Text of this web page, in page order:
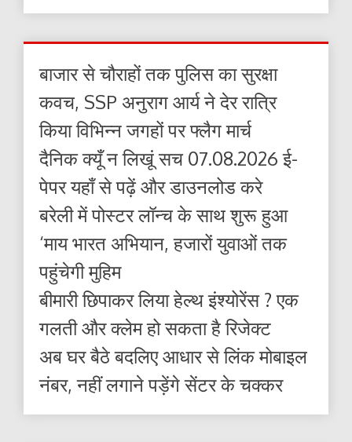
बाजार से चौराहों तक पुलिस का सुरक्षा
कवच, SSP अनुराग आर्य ने देर रात्रि
किया विभिन्न जगहों पर फ्लैग मार्च
दैनिक क्यूँ न लिखूं सच 07.08.2026 ई-
पेपर यहाँ से पढ़ें और डाउनलोड करे
बरेली में पोस्टर लॉन्च के साथ शुरू हुआ
‘माय भारत अभियान, हजारों युवाओं तक
पहुंचेगी मुहिम
बीमारी छिपाकर लिया हेल्थ इंश्योरेंस ? एक
गलती और क्लेम हो सकता है रिजेक्ट
अब घर बैठे बदलिए आधार से लिंक मोबाइल
नंबर, नहीं लगाने पड़ेंगे सेंटर के चक्कर